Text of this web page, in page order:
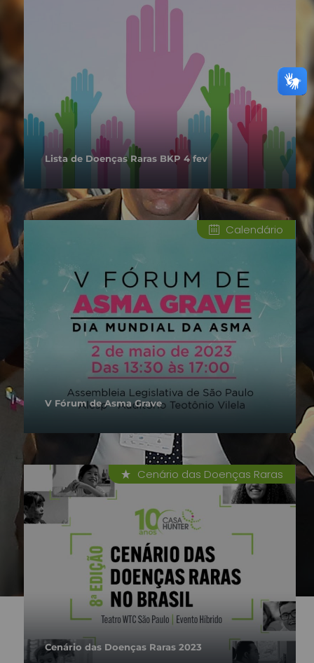
Lista de Doenças Raras BKP 4 fev
V Fórum de Asma Grave
Calendário
Cenário das Doenças Raras 2023
Cenário das Doenças Raras